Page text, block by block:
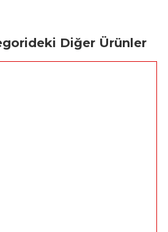
Diğer Ürünler